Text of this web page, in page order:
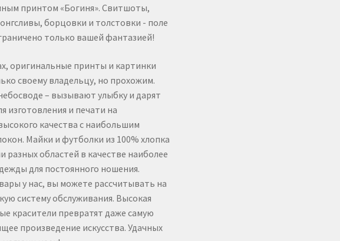
принтом «Богиня». Свитшоты,
борцовки и толстовки - поле
только вашей фантазией!
оригинальные принты и картинки
своему владельцу, но прохожим.
– вызывают улыбку и дарят
изготовления и печати на
качества с наибольшим
Майки и футболки из 100% хлопка
областей в качестве наиболее
для постоянного ношения.
у нас, вы можете рассчитывать на
систему обслуживания. Высокая
красители превратят даже самую
произведение искусства. Удачных